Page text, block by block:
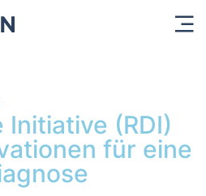
Initiative (RDI)
für eine